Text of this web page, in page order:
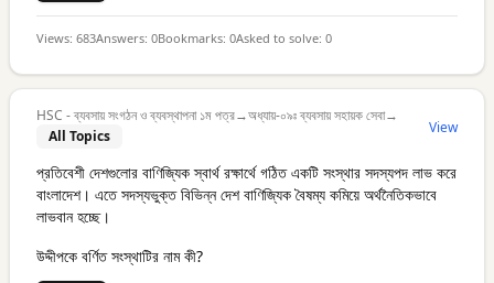
Views: 683Answers: 0Bookmarks: 0Asked to solve: 0
HSC - ব্যবসায় সংগঠন ও ব্যবস্থাপনা ১ম পত্র→অধ্যায়-০৯ঃ ব্যবসায় সহায়ক সেবা→
All Topics
View
প্রতিবেশী দেশগুলোর বাণিজ্যিক স্বার্থ রক্ষার্থে গঠিত একটি সংস্থার সদস্যপদ লাভ করে
বাংলাদেশ। এতে সদস্যভুক্ত বিভিন্ন দেশ বাণিজ্যিক বৈষম্য কমিয়ে অর্থনৈতিকভাবে
লাভবান হচ্ছে।
উদ্দীপকে বর্ণিত সংস্থাটির নাম কী?